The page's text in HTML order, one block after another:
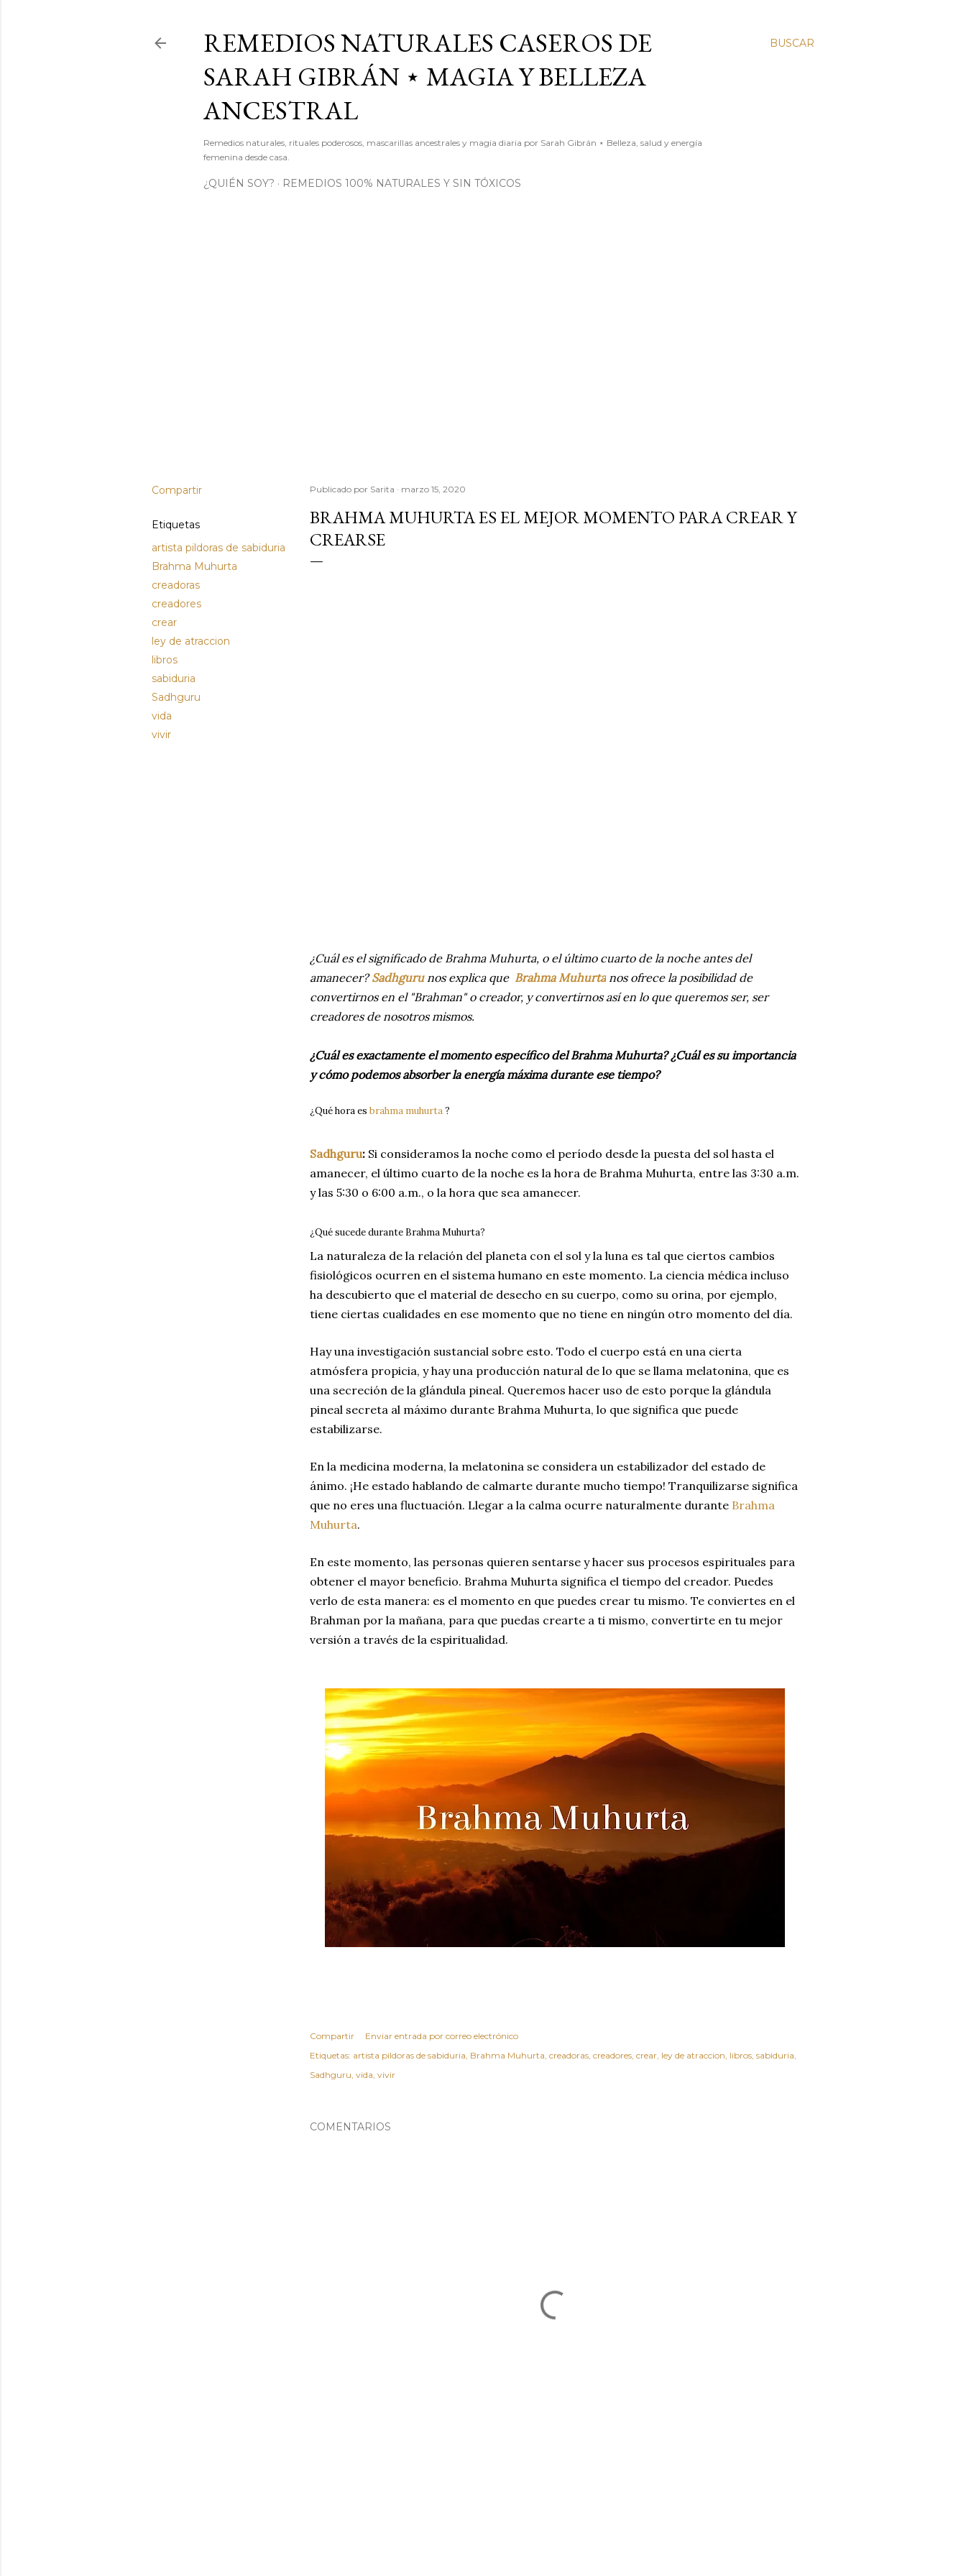
BUSCAR
REMEDIOS NATURALES CASEROS DE
SARAH GIBRÁN ⋆ MAGIA Y BELLEZA
ANCESTRAL
Remedios naturales, rituales poderosos, mascarillas ancestrales y magia diaria por Sarah Gibrán ⋆ Belleza, salud y energía
femenina desde casa.
¿QUIÉN SOY? REMEDIOS 100% NATURALES Y SIN TÓXICOS
Compartir
Etiquetas
artista pildoras de sabiduria
Brahma Muhurta
creadoras
creadores
crear
ley de atraccion
libros
sabiduria
Sadhguru
vida
vivir
Publicado por Sarita marzo 15, 2020
BRAHMA MUHURTA ES EL MEJOR MOMENTO PARA CREAR Y
CREARSE
¿Cuál es el significado de Brahma Muhurta, o el último cuarto de la noche antes del
amanecer?Sadhguru nos explica que Brahma Muhurta nos ofrece la posibilidad de
convertirnos en el "Brahman" o creador, y convertirnos así en lo que queremos ser, ser
creadores de nosotros mismos.
¿Cuál es exactamente el momento específico del Brahma Muhurta?¿Cuál es su importancia
y cómo podemos absorber la energía máxima durante ese tiempo?
¿Qué hora es brahma muhurta?
Sadhguru: Si consideramos la noche como el período desde la puesta del sol hasta el
amanecer, el último cuarto de la noche es la hora de Brahma Muhurta, entre las 3:30 a.m.
y las 5:30 o 6:00 a.m., o la hora que sea amanecer.
¿Qué sucede durante Brahma Muhurta?
La naturaleza de la relación del planeta con el sol y la luna es tal que ciertos cambios
fisiológicos ocurren en el sistema humano en este momento. La ciencia médica incluso
ha descubierto que el material de desecho en su cuerpo, como su orina, por ejemplo,
tiene ciertas cualidades en ese momento que no tiene en ningún otro momento del día.
Hay una investigación sustancial sobre esto. Todo el cuerpo está en una cierta
atmósfera propicia, y hay una producción natural de lo que se llama melatonina, que es
una secreción de la glándula pineal. Queremos hacer uso de esto porque la glándula
pineal secreta al máximo durante Brahma Muhurta, lo que significa que puede
estabilizarse.
En la medicina moderna, la melatonina se considera un estabilizador del estado de
ánimo. ¡He estado hablando de calmarte durante mucho tiempo! Tranquilizarse significa
que no eres una fluctuación. Llegar a la calma ocurre naturalmente durante Brahma
Muhurta.
En este momento, las personas quieren sentarse y hacer sus procesos espirituales para
obtener el mayor beneficio. Brahma Muhurta significa el tiempo del creador. Puedes
verlo de esta manera: es el momento en que puedes crear tu mismo. Te conviertes en el
Brahman por la mañana, para que puedas crearte a ti mismo, convertirte en tu mejor
versión a través de la espiritualidad.
Compartir
Enviar entrada por correo electrónico
Etiquetas: artista pildoras de sabiduria Brahma Muhurta creadoras creadores crear ley de atraccion libros sabiduria
Sadhguru vida vivir
COMENTARIOS